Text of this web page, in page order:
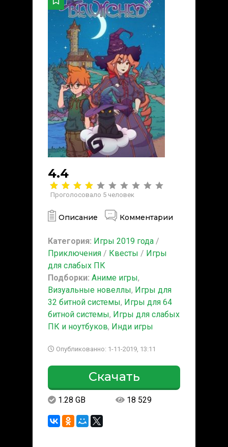
4.4
Проголосовало 5 человек
Описание Комментарии
Категория: Игры 2019 года /
Приключения / Квесты / Игры
для слабых ПК
Подборки: Аниме игры,
Визуальные новеллы, Игры для
32 битной системы, Игры для 64
битной системы, Игры для слабых
ПК и ноутбуков, Инди игры
Опубликованно: 1-11-2019, 13:11
Скачать
1.28 GB 18 529